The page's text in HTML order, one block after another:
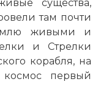
существа,
там почти
живыми и
и Стрелки
корабля, на
первый